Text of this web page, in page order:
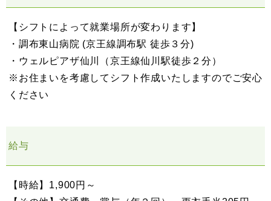
【シフトによって就業場所が変わります】
・調布東山病院 (京王線調布駅 徒歩３分)
・ウェルピアザ仙川（京王線仙川駅徒歩２分）
※お住まいを考慮してシフト作成いたしますのでご安心
ください
給与
【時給】1,900円～